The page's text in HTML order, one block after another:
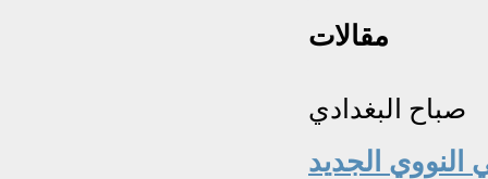
مقالات
صباح البغدادي
النووي الجديد